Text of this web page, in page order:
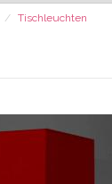
Tischleuchten